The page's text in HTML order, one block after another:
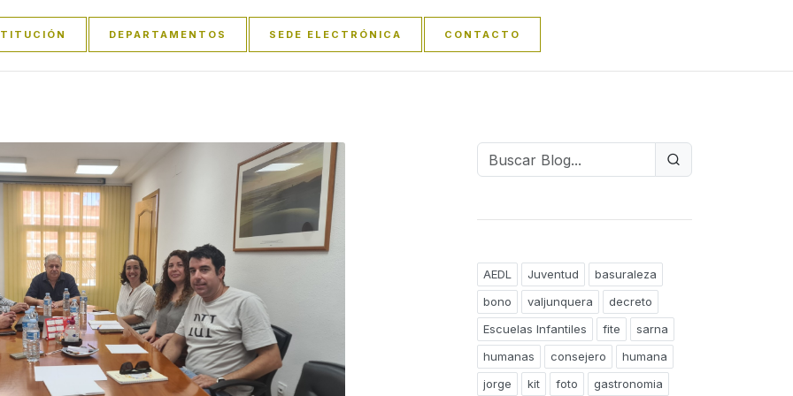
DEPARTAMENTOS SEDE ELECTRÓNICA CONTACTO
AEDL Juventud
basuraleza
bono
valjunquera
decreto
Escuelas Infantiles
fite
sarna
humanas
consejero
humana
jorge
kit foto gastronomia